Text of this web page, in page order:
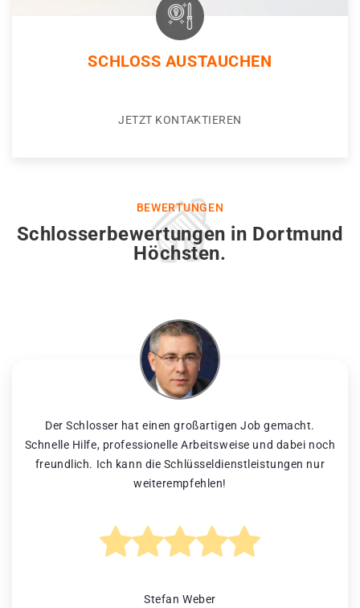
SCHLOSS AUSTAUCHEN
JETZT KONTAKTIEREN
BEWERTUNGEN
Schlosserbewertungen in Dortmund
Höchsten.
Der Schlosser hat einen großartigen Job gemacht.
Schnelle Hilfe, professionelle Arbeitsweise und dabei noch
freundlich. Ich kann die Schlüsseldienstleistungen nur
weiterempfehlen!
Stefan Weber